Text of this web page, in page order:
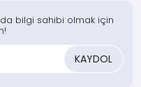
bilgi sahibi olmak için
KAYDOL